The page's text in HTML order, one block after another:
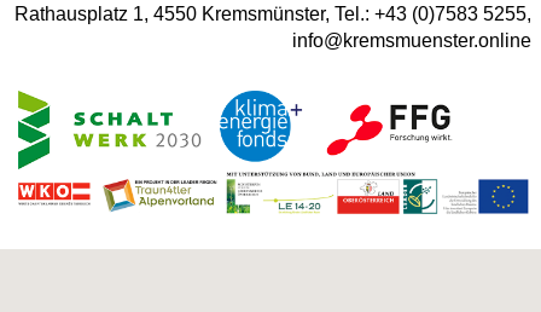
Rathausplatz 1, 4550 Kremsmünster, Tel.: +43 (0)7583 5255,
info@kremsmuenster.online